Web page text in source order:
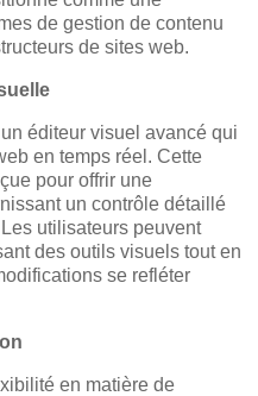
de gestion de contenu
de sites web.
éditeur visuel avancé qui
en temps réel. Cette
pour offrir une
un contrôle détaillé
utilisateurs peuvent
des outils visuels tout en
se refléter
en matière de